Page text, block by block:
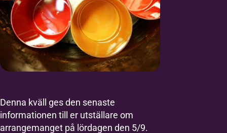
Denna kväll ges den senaste
informationen till er utställare om
arrangemanget på lördagen den 5/9.